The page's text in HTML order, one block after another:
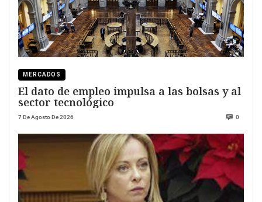
MERCADOS
El dato de empleo impulsa a las bolsas y al
sector tecnológico
7 De Agosto De 2026 0